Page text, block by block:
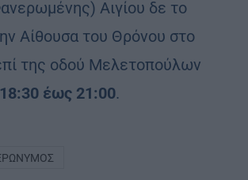
Αιγίου δε το
Αίθουσα του Θρόνου στο
της οδού Μελετοπούλων
έως 21:00.